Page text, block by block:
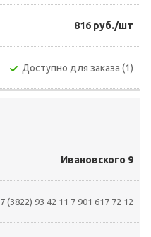
816 руб./шт
Доступно для заказа (1)
Ивановского 9
7 (3822) 93 42 11 7 901 617 72 12